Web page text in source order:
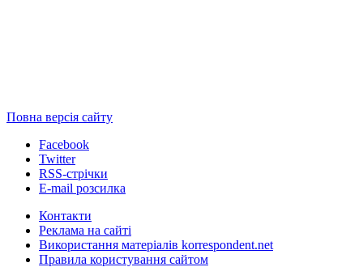
Повна версія сайту
Facebook
Twitter
RSS-стрічки
E-mail розсилка
Контакти
Реклама на сайті
Використання матеріалів korrespondent.net
Правила користування сайтом